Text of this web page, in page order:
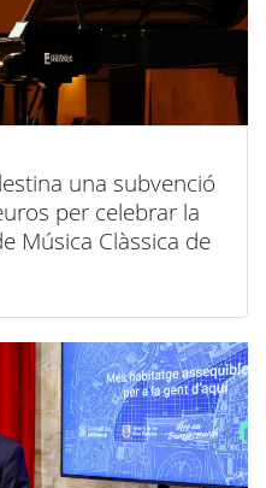
una subvenció
per celebrar la
Música Clàssica de